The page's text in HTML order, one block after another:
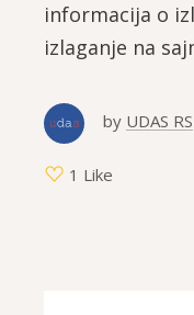
informacija o
izlaganje na
by UDAS RS
1 Like